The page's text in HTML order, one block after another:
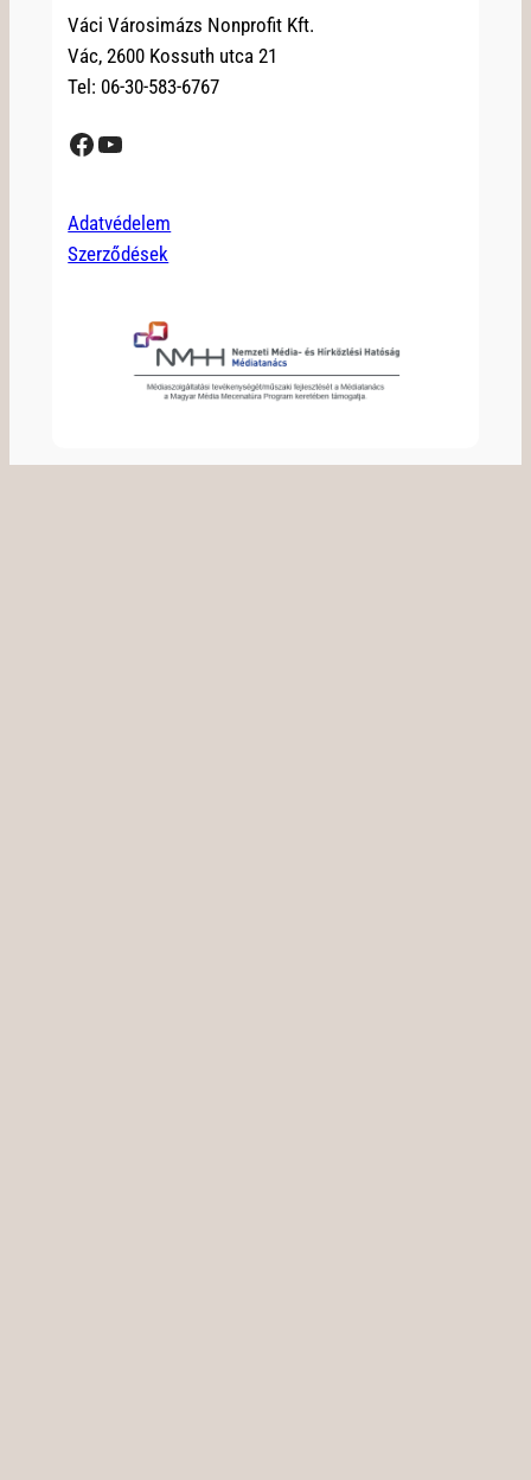
Váci Városimázs Nonprofit Kft.
Vác, 2600 Kossuth utca 21
Tel: 06-30-583-6767
Facebook YouTube
Adatvédelem
Szerződések